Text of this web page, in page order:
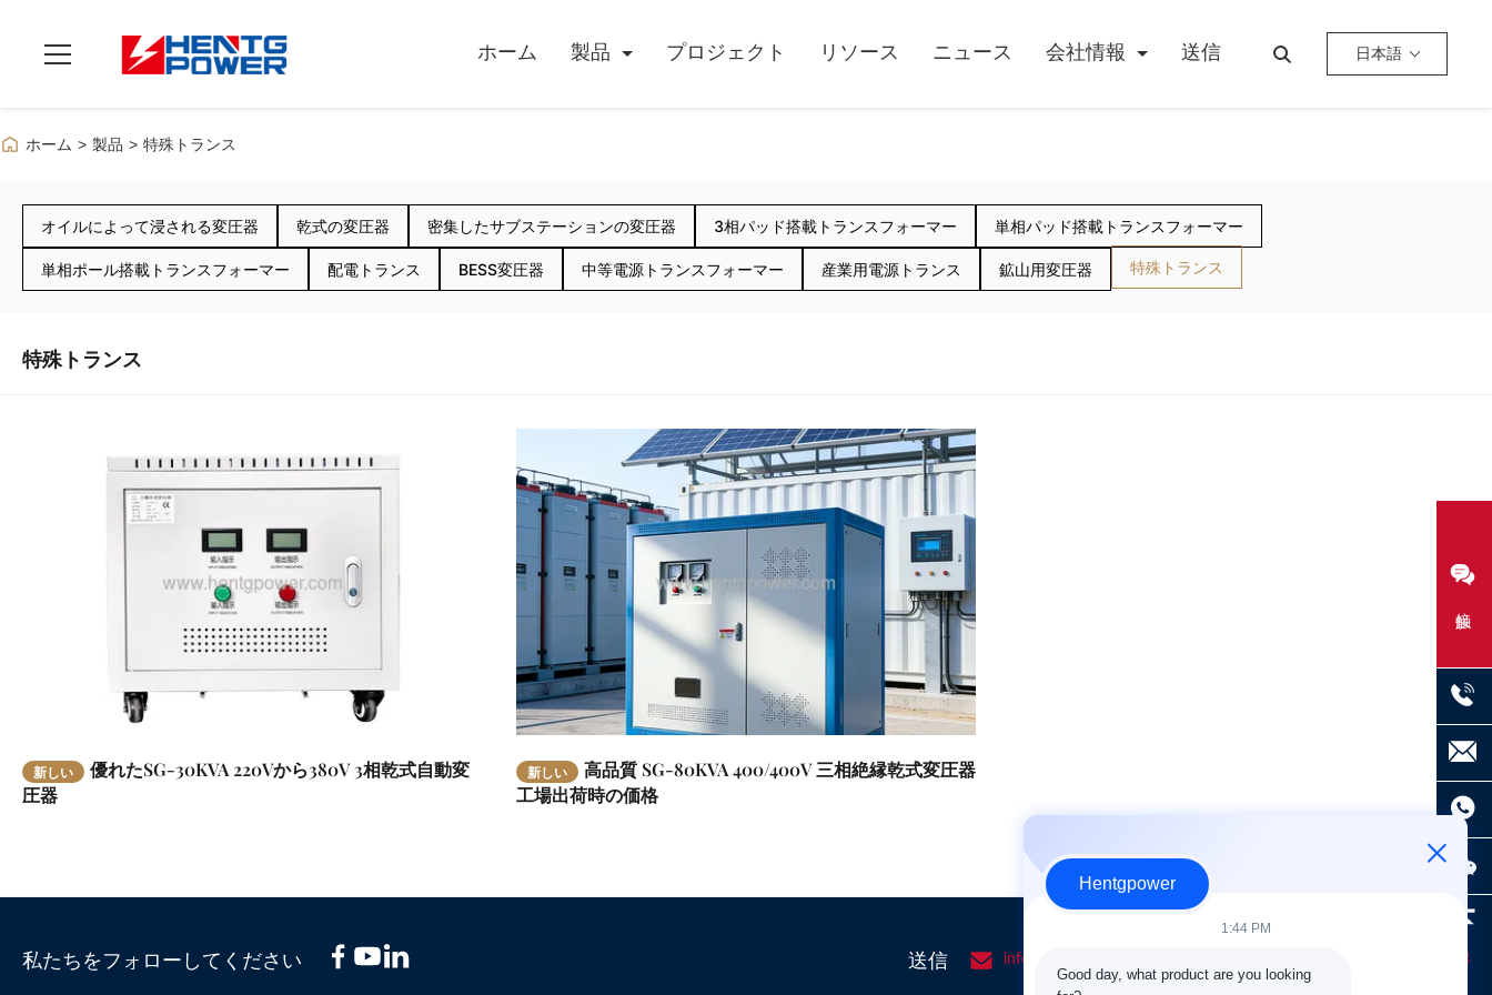
ホーム 製品 プロジェクト リソース ニュース 会社情報 送信 日本語
ホーム > 製品 > 特殊トランス
オイルによって浸される変圧器 乾式の変圧器 密集したサブステーションの変圧器 3相パッド搭載トランスフォーマー 単相パッド搭載トランスフォーマー
単相ポール搭載トランスフォーマー 配電トランス BESS変圧器 中等電源トランスフォーマー 産業用電源トランス 鉱山用変圧器 特殊トランス
特殊トランス
新しい
優れたSG-30KVA 220Vから380V 3相乾式自動変
圧器
新しい
高品質 SG-80KVA 400/400V 三相絶縁乾式変圧器
工場出荷時の価格
私たちをフォローしてください 送信 info@hentgpower.com +86-15074989773
Hentgpower
1:44 PM
Good day, what product are you looking